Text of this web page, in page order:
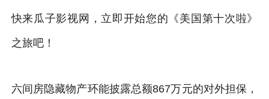
快来瓜子影视网，立即开始您的《美国第十次啦》
之旅吧！
六间房隐藏物产环能披露总额867万元的对外担保，